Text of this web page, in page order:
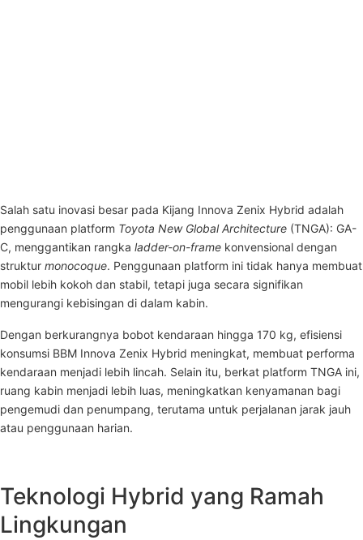
Salah satu inovasi besar pada Kijang Innova Zenix Hybrid adalah
penggunaan platform Toyota New Global Architecture (TNGA): GA-
C, menggantikan rangka ladder-on-frame konvensional dengan
struktur monocoque. Penggunaan platform ini tidak hanya membuat
mobil lebih kokoh dan stabil, tetapi juga secara signifikan
mengurangi kebisingan di dalam kabin.
Dengan berkurangnya bobot kendaraan hingga 170 kg, efisiensi
konsumsi BBM Innova Zenix Hybrid meningkat, membuat performa
kendaraan menjadi lebih lincah. Selain itu, berkat platform TNGA ini,
ruang kabin menjadi lebih luas, meningkatkan kenyamanan bagi
pengemudi dan penumpang, terutama untuk perjalanan jarak jauh
atau penggunaan harian.
Teknologi Hybrid yang Ramah
Lingkungan